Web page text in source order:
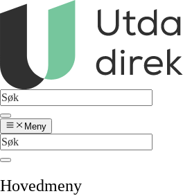
Meny
Hovedmeny